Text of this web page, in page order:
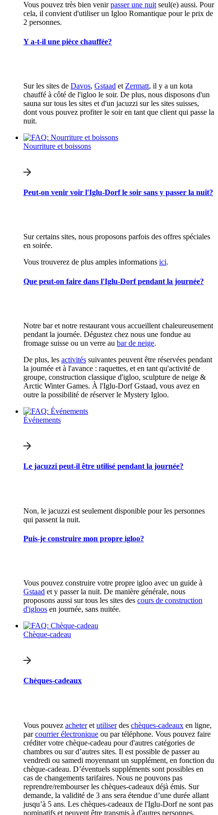
Vous pouvez très bien venirpasser une nuitseul(e) aussi. Pour
cela, il convient d'utiliser un Igloo Romantique pour le prix de
2 personnes.
Y a-t-il une pièce chauffée?
Sur les sites de Davos, Gstaad et Zermatt, il y a un kota
chauffé à côté de l'igloo le soir. De plus, nous disposons d'un
sauna sur tous les sites et d'un jacuzzi sur les sites suisses,
dont vous pouvez profiter le soir en tant que client qui passe la
nuit.
Nourriture et boissons
Peut-on venir voir l'Iglu-Dorf le soir sans y passer la nuit?
Sur certains sites, nous proposons parfois des offres spéciales
en soirée.
Vous trouverez de plus amples informations ici.
Que peut-on faire dans l'Iglu-Dorf pendant la journée?
Notre bar et notre restaurant vous accueillent chaleureusement
pendant la journée. Dégustez chez nous une fondue au
fromage suisse ou un verre au bar de neige.
De plus, les activités suivantes peuvent être réservées pendant
la journée et à l'avance : raquettes, et en tant qu'activité de
groupe, construction classique d'igloo, sculpture de neige &
Arctic Winter Games. À l'Iglu-Dorf Gstaad, vous avez en
outre la possibilité de réserver le Mystery Igloo.
Événements
Le jacuzzi peut-il être utilisé pendant la journée?
Non, le jacuzzi est seulement disponible pour les personnes
qui passent la nuit.
Puis-je construire mon propre igloo?
Vous pouvez construire votre propre igloo avec un guide à
Gstaad et y passer la nuit. De manière générale, nous
proposons aussi sur tous les sites des cours de construction
d'igloos en journée, sans nuitée.
Chèque-cadeau
Chèques-cadeaux
Vous pouvez acheteret utiliserdes chèques-cadeaux en ligne,
parcourrier électronique ou par téléphone. Vous pouvez faire
créditer votre chèque-cadeau pour d'autres catégories de
chambres ou sur d’autres sites. Il est possible de passer au
vendredi ou samedi moyennant un supplément, en fonction du
chèque-cadeau. D’éventuels suppléments sont possibles en
cas de changements tarifaires. Nous ne pouvons pas
reprendre/rembourser les chèques-cadeaux déjà émis. Sur
demande, la validité de 3 ans sera étendue d’une durée allant
jusqu’à 5 ans. Les chèques-cadeaux de l'Iglu-Dorf ne sont pas
nominatifs et peuvent être transmis à d'autres personnes.